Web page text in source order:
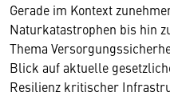
Gerade im Kontext
Naturkatastrophen bis hin
Thema
Blick auf aktuelle
Resilienz kritischer